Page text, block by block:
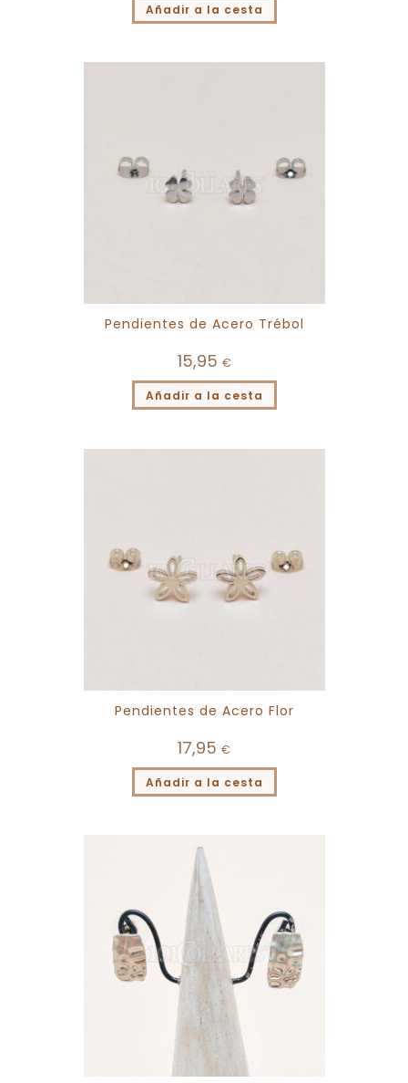
Añadir a la cesta
Pendientes de Acero Trébol
15,95 €
Añadir a la cesta
Pendientes de Acero Flor
17,95 €
Añadir a la cesta